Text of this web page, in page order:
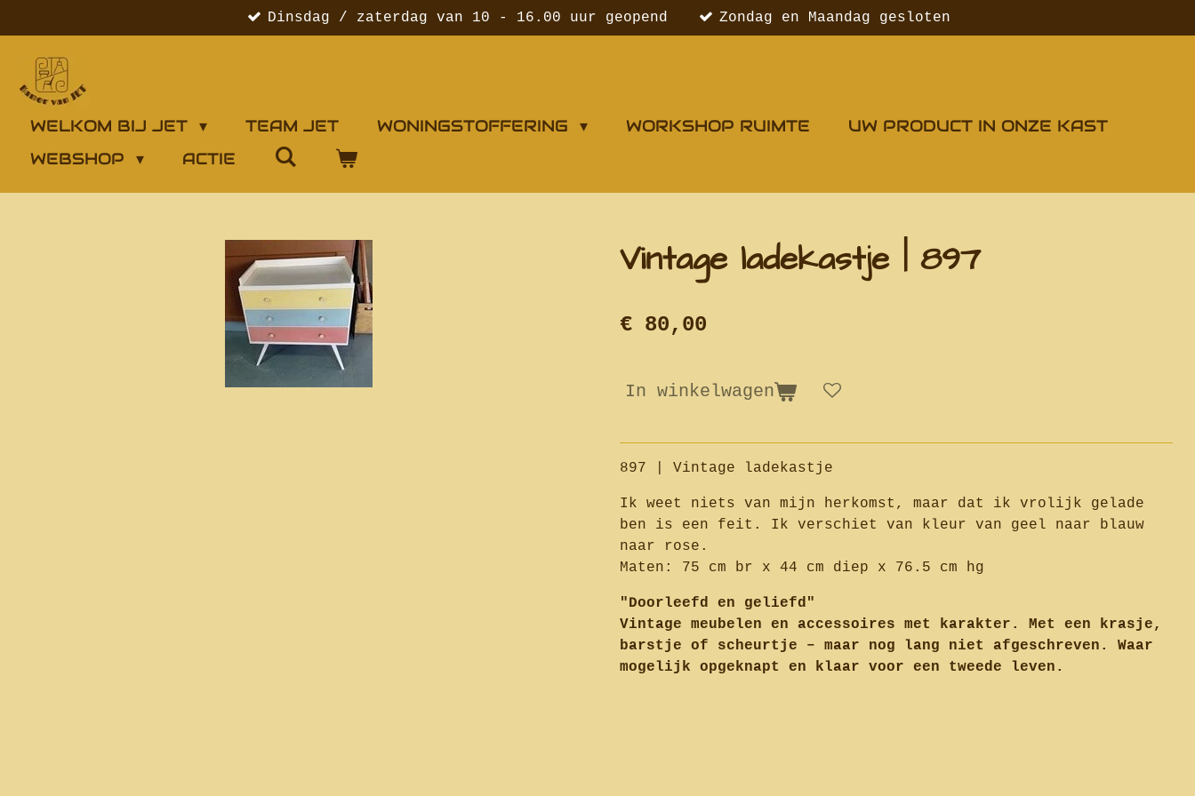
direct
naar
de
hoofdinhoud
Dinsdag / zaterdag van 10 - 16.00 uur geopend Zondag en Maandag gesloten
WELKOM BIJ JET TEAM JET WONINGSTOFFERING WORKSHOP RUIMTE
UW PRODUCT IN ONZE KAST
WEBSHOP
ACTIE
Vintage ladekastje | 897
€ 80,00
In winkelwagen
897 | Vintage ladekastje
Ik weet niets van mijn herkomst, maar dat ik vrolijk gelade
ben is een feit. Ik verschiet van kleur van geel naar blauw
naar rose.
Maten: 75 cm br x 44 cm diep x 76.5 cm hg
"Doorleefd en geliefd"
Vintage meubelen en accessoires met karakter. Met een krasje,
barstje of scheurtje – maar nog lang niet afgeschreven. Waar
mogelijk opgeknapt en klaar voor een tweede leven.